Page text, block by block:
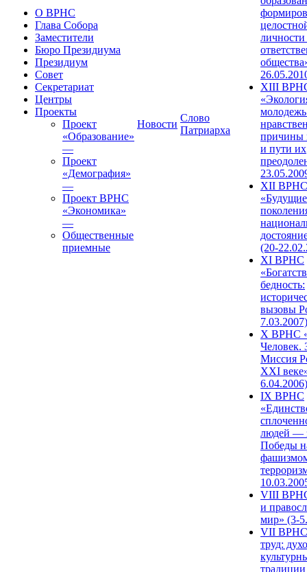
О ВРНС
Глава Собора
Заместители
Бюро Президиума
Президиум
Совет
Секретариат
Центры
Проекты
Проект
«Образование»
—
Проект
«Демография»
—
Проект ВРНС
«Экономика»
—
Общественные
приемные
Новости
Слово
Патриарха
XIII
причины
и пути их
XII ВРНС
«Будущие
(20-
XI ВРНС
бедность:
вызовы
7.03.2007)
X ВРНС
Человек.
Миссия
XXI
6.04.2006)
IX ВРНС
людей —
Победы
VIII
и
мир» (3-
VII ВРНС
труд: